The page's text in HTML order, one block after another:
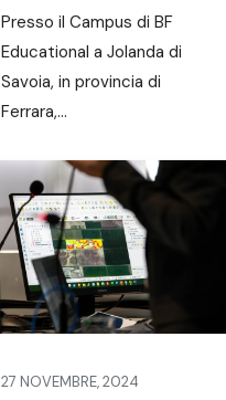
Presso il Campus di BF
Educational a Jolanda di
Savoia, in provincia di
Ferrara,...
27 NOVEMBRE, 2024